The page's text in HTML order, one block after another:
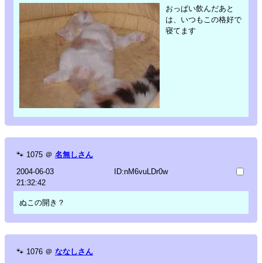
おっぱい飲んだあと
は、いつもこの格好で
寝てます
🐾 1075 ＠ 名無しさん
2004-06-03
21:32:42
ID:nM6vuLDr0w
ぬこの開き？
🐾 1076 ＠ ななしさん